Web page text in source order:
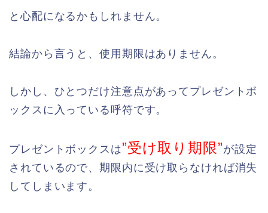
と心配になるかもしれません。
結論から言うと、使用期限はありません。
しかし、ひとつだけ注意点があってプレゼントボ
ックスに入っている呼符です。
プレゼントボックスは”受け取り期限”が設定
されているので、期限内に受け取らなければ消失
してしまいます。